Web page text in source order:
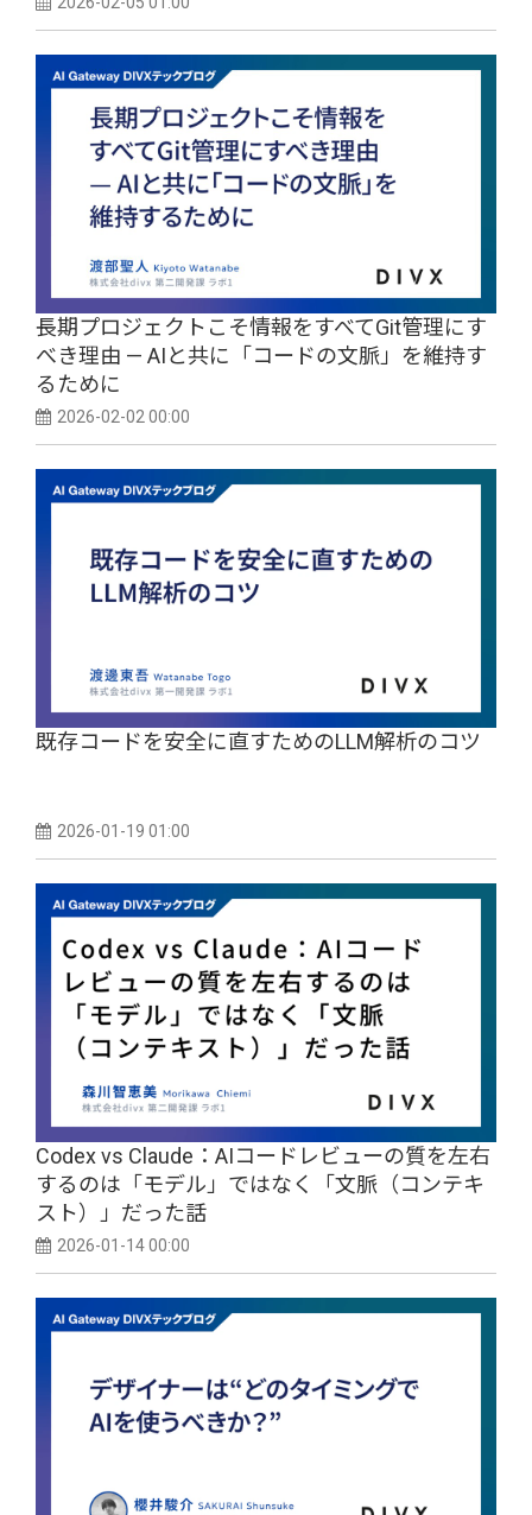
長期プロジェクトこそ情報をすべてGit管理にす
べき理由 — AIと共に「コードの文脈」を維持す
るために
2026-02-02 00:00
既存コードを安全に直すためのLLM解析のコツ
2026-01-19 01:00
Codex vs Claude：AIコードレビューの質を左右
するのは「モデル」ではなく「文脈（コンテキ
スト）」だった話
2026-01-14 00:00